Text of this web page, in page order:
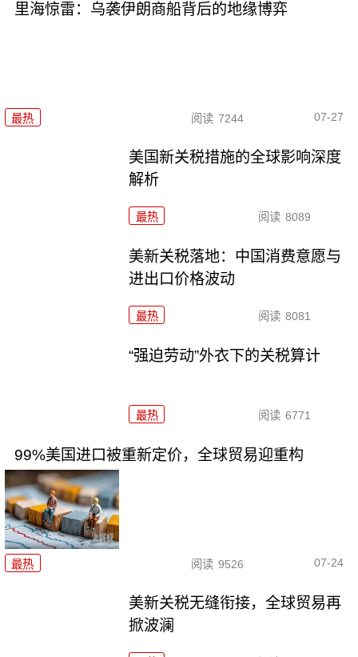
里海惊雷：乌袭伊朗商船背后的地缘博弈
最热 阅读 7244 07-27
美国新关税措施的全球影响深度
解析
最热 阅读 8089
美新关税落地：中国消费意愿与
进出口价格波动
最热 阅读 8081
“强迫劳动”外衣下的关税算计
最热 阅读 6771
99%美国进口被重新定价，全球贸易迎重构
最热 阅读 9526 07-24
美新关税无缝衔接，全球贸易再
掀波澜